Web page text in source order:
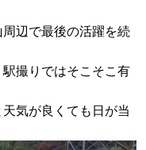
辺で最後の活躍を続
撮りではそこそこ有
気が良くても日が当